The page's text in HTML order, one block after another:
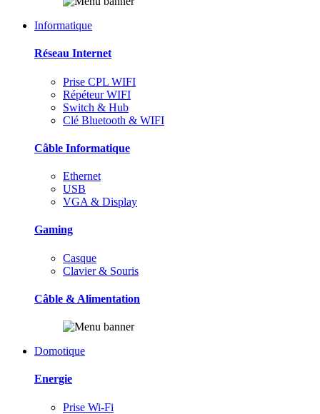
Informatique
Réseau Internet
Prise CPL WIFI
Répéteur WIFI
Switch & Hub
Clé Bluetooth & WIFI
Câble Informatique
Ethernet
USB
VGA & Display
Gaming
Casque
Clavier & Souris
Câble & Alimentation
Domotique
Energie
Prise Wi-Fi